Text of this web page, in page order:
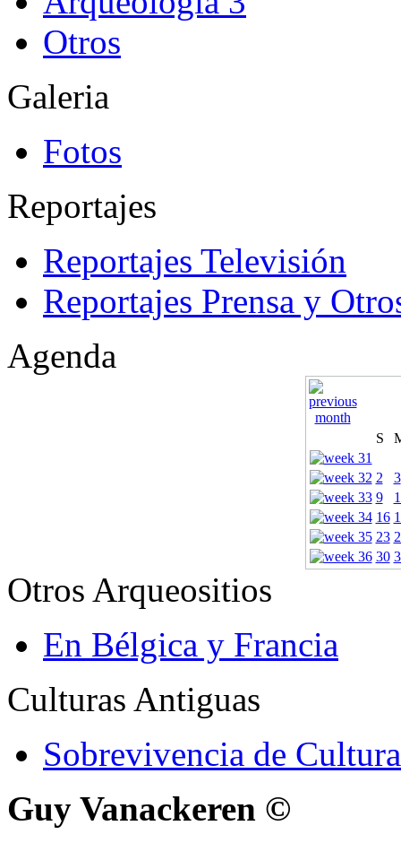
Otros
Galeria
Fotos
Reportajes
Reportajes Televisión
Reportajes Prensa y
Agenda
S
2
3
9
16
23
30
Otros Arqueositios
En Bélgica y Francia
Culturas Antiguas
Sobrevivencia de
Guy Vanackeren ©